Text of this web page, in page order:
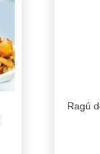
Ragú